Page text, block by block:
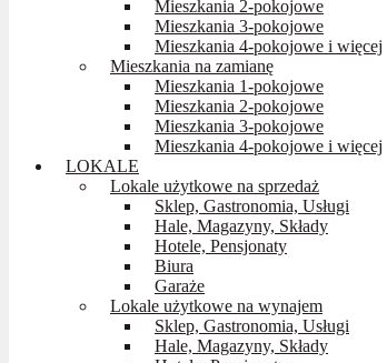
Mieszkania 2-pokojowe
Mieszkania 3-pokojowe
Mieszkania 4-pokojowe i więcej
Mieszkania na zamianę
Mieszkania 1-pokojowe
Mieszkania 2-pokojowe
Mieszkania 3-pokojowe
Mieszkania 4-pokojowe i więcej
LOKALE
Lokale użytkowe na sprzedaż
Sklep, Gastronomia, Usługi
Hale, Magazyny, Składy
Hotele, Pensjonaty
Biura
Garaże
Lokale użytkowe na wynajem
Sklep, Gastronomia, Usługi
Hale, Magazyny, Składy